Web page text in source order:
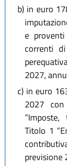
b) in euro
e
correnti
2027,
c) in euro
2027
Titolo 1
previsione